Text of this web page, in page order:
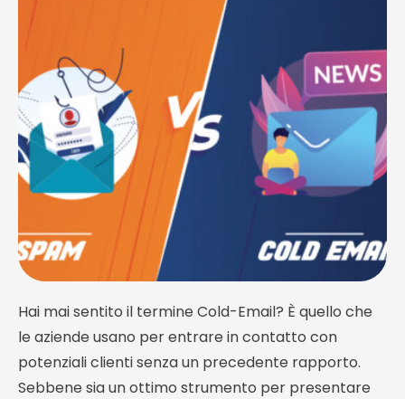
Hai mai sentito il termine Cold-Email? È quello che
le aziende usano per entrare in contatto con
potenziali clienti senza un precedente rapporto.
Sebbene sia un ottimo strumento per presentare